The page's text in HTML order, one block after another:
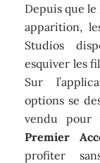
Depuis que le
apparition,
Studios
esquiver les
Sur
options se
vendu pour
Premier
profiter